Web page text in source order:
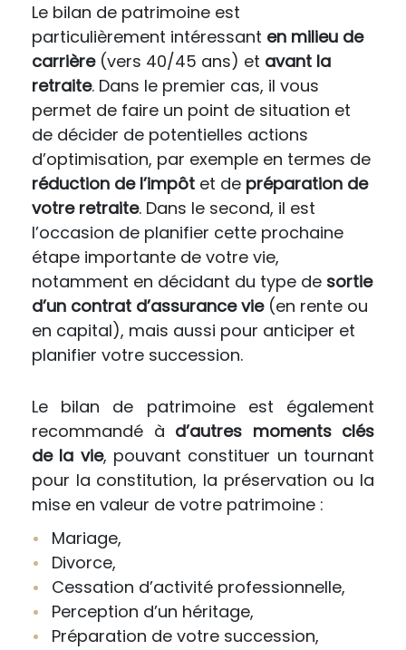
Le bilan de patrimoine est
particulièrement intéressant en milieu de
carrière(vers 40/45 ans) et avant la
retraite. Dans le premier cas, il vous
permet de faire un point de situation et
de décider de potentielles actions
d’optimisation, par exemple en termes de
réduction de l’impôt et de préparation de
votre retraite. Dans le second, il est
l’occasion de planifier cette prochaine
étape importante de votre vie,
notamment en décidant du type de sortie
d’un contrat d’assurance vie(en rente ou
en capital), mais aussi pour anticiper et
planifier votre succession.
Le bilan de patrimoine est également
recommandé à d’autres moments clés
de la vie, pouvant constituer un tournant
pour la constitution, la préservation ou la
mise en valeur de votre patrimoine :
Mariage,
Divorce,
Cessation d’activité professionnelle,
Perception d’un héritage,
Préparation de votre succession,